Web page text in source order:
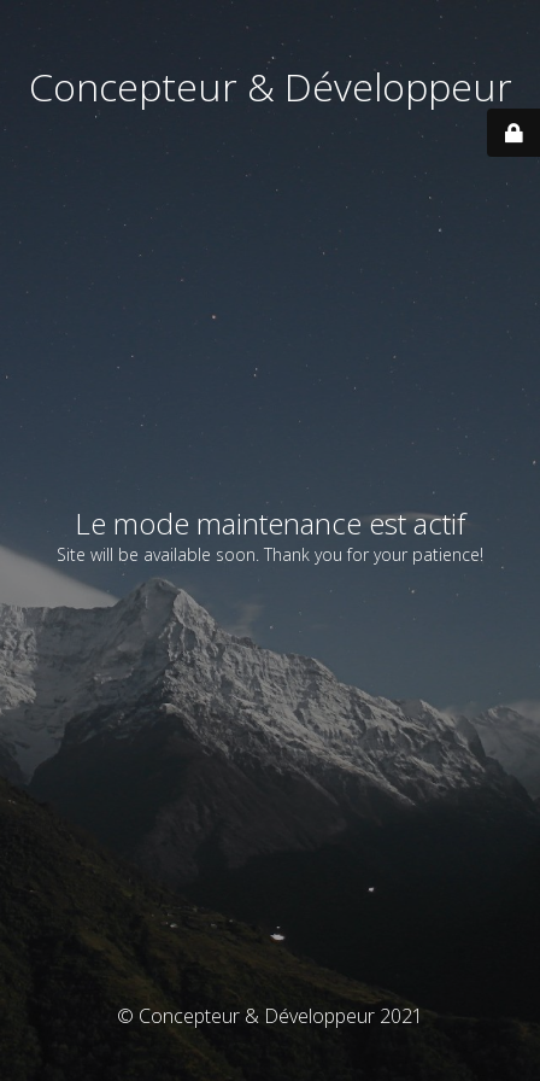
Concepteur & Développeur
Le mode maintenance est actif
Site will be available soon. Thank you for your patience!
© Concepteur & Développeur 2021